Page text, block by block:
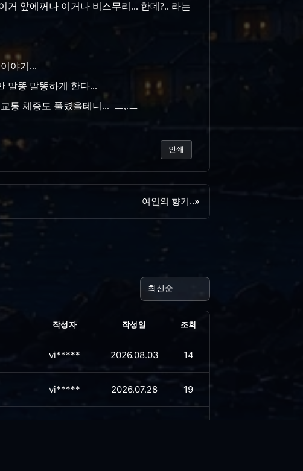
앞에꺼나 이거나 비스무리... 한데?.. 라는
야기...
말똥 말똥하게 한다...
통 체증도 풀렸을테니... ㅡ,.ㅡ
인쇄
여인의 향기..»
작성자 작성일 조회
vi***** 2026.08.03 14
vi***** 2026.07.28 19